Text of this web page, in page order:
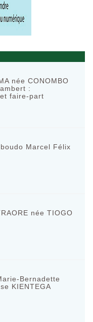
née CONOMBO
:
faire-part
Marcel Félix
née TIOGO
Bernadette
KIENTEGA